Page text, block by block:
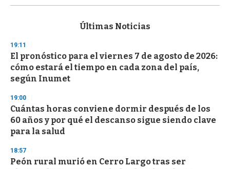
s
d
s
o
f
3
s
e
c
o
n
d
Últimas Noticias
19:11
El pronóstico para el viernes 7 de agosto de 2026:
cómo estará el tiempo en cada zona del país,
según Inumet
19:00
Cuántas horas conviene dormir después de los
60 años y por qué el descanso sigue siendo clave
para la salud
18:57
Peón rural murió en Cerro Largo tras ser